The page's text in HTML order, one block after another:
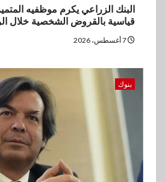
البنك الزراعي يكرم موظفيه
قياسية بالقروض الشخصية خلال الربع
بنوك